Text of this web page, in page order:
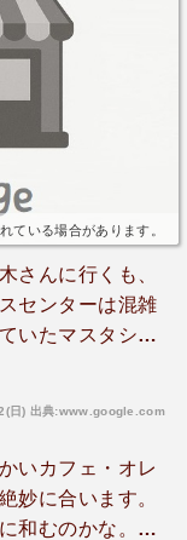
ている場合があります。
さんに行くも、
センターは混雑
いたマスタシュ
き方と、お二人
クをハイネケ
が、カレー自
ボリュームがあ
日) 出典:www.google.com
いカフェ・オレ
妙に合います。
和むのかな。落